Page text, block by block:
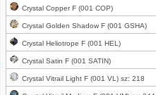
Crystal Copper F (001 COP)
Crystal Golden Shadow F (001 GSHA)
Crystal Heliotrope F (001 HEL)
Crystal Satin F (001 SATIN)
Crystal Vitrail Light F (001 VL) sz: 218